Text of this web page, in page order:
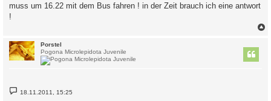
g
muss um 16.22 mit dem Bus fahren ! in der Zeit brauch ich eine antwort
!
Porstel
Pogona Microlepidota Juvenile
B
e
18.11.2011, 15:25